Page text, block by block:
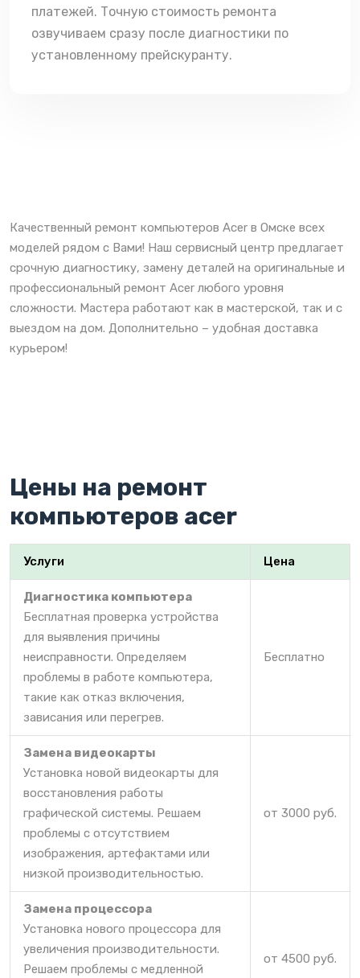
платежей. Точную стоимость ремонта
озвучиваем сразу после диагностики по
установленному прейскуранту.
Качественный ремонт компьютеров Acer в Омске всех
моделей рядом с Вами! Наш сервисный центр предлагает
срочную диагностику, замену деталей на оригинальные и
профессиональный ремонт Acer любого уровня
сложности. Мастера работают как в мастерской, так и с
выездом на дом. Дополнительно – удобная доставка
курьером!
Цены на ремонт
компьютеров acer
Услуги Цена
Диагностика компьютера
Бесплатная проверка устройства
для выявления причины
неисправности. Определяем
проблемы в работе компьютера,
такие как отказ включения,
зависания или перегрев.
Бесплатно
Замена видеокарты
Установка новой видеокарты для
восстановления работы
графической системы. Решаем
проблемы с отсутствием
изображения, артефактами или
низкой производительностью.
от 3000 руб.
Замена процессора
Установка нового процессора для
увеличения производительности.
Решаем проблемы с медленной
от 4500 руб.